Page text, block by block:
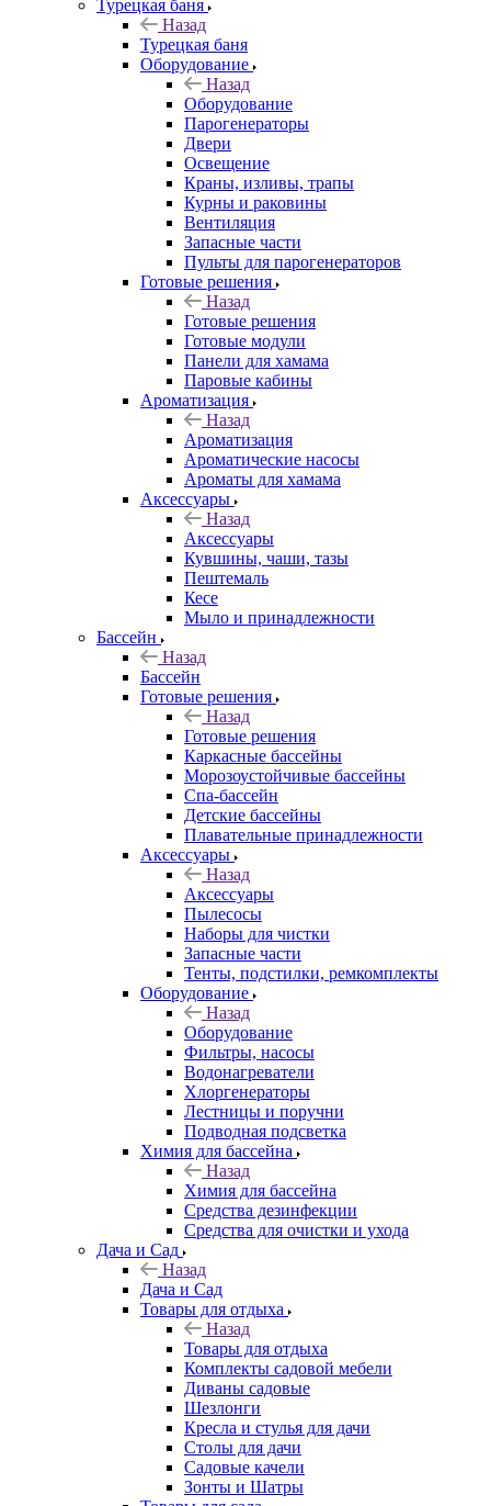
Турецкая баня
Назад
Турецкая баня
Оборудование
Назад
Оборудование
Парогенераторы
Двери
Освещение
Краны, изливы, трапы
Курны и раковины
Вентиляция
Запасные части
Пульты для парогенераторов
Готовые решения
Назад
Готовые решения
Готовые модули
Панели для хамама
Паровые кабины
Ароматизация
Назад
Ароматизация
Ароматические насосы
Ароматы для хамама
Аксессуары
Назад
Аксессуары
Кувшины, чаши, тазы
Пештемаль
Кесе
Мыло и принадлежности
Бассейн
Назад
Бассейн
Готовые решения
Назад
Готовые решения
Каркасные бассейны
Морозоустойчивые бассейны
Спа-бассейн
Детские бассейны
Плавательные принадлежности
Аксессуары
Назад
Аксессуары
Пылесосы
Наборы для чистки
Запасные части
Тенты, подстилки, ремкомплекты
Оборудование
Назад
Оборудование
Фильтры, насосы
Водонагреватели
Хлоргенераторы
Лестницы и поручни
Подводная подсветка
Химия для бассейна
Назад
Химия для бассейна
Средства дезинфекции
Средства для очистки и ухода
Дача и Сад
Назад
Дача и Сад
Товары для отдыха
Назад
Товары для отдыха
Комплекты садовой мебели
Диваны садовые
Шезлонги
Кресла и стулья для дачи
Столы для дачи
Садовые качели
Зонты и Шатры